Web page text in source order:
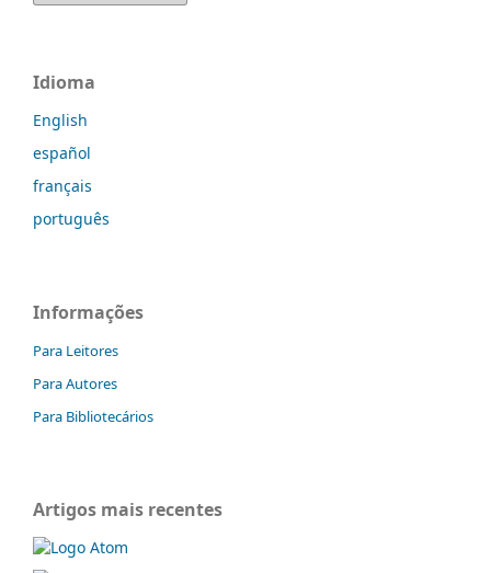
Idioma
English
español
français
português
Informações
Para Leitores
Para Autores
Para Bibliotecários
Artigos mais recentes